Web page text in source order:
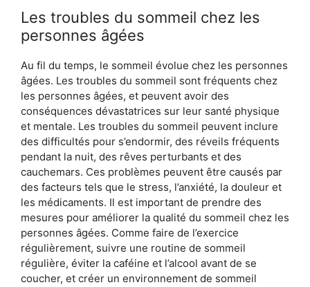
Les troubles du sommeil chez les
personnes âgées
Au fil du temps, le sommeil évolue chez les personnes
âgées. Les troubles du sommeil sont fréquents chez
les personnes âgées, et peuvent avoir des
conséquences dévastatrices sur leur santé physique
et mentale. Les troubles du sommeil peuvent inclure
des difficultés pour s’endormir, des réveils fréquents
pendant la nuit, des rêves perturbants et des
cauchemars. Ces problèmes peuvent être causés par
des facteurs tels que le stress, l’anxiété, la douleur et
les médicaments. Il est important de prendre des
mesures pour améliorer la qualité du sommeil chez les
personnes âgées. Comme faire de l’exercice
régulièrement, suivre une routine de sommeil
régulière, éviter la caféine et l’alcool avant de se
coucher, et créer un environnement de sommeil